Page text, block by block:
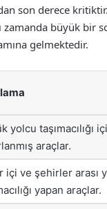
son derece
zamanda büyük bir
gelmektedir.
yolcu taşımacılığı
araçlar.
içi ve şehirler arası
yapan araçlar.